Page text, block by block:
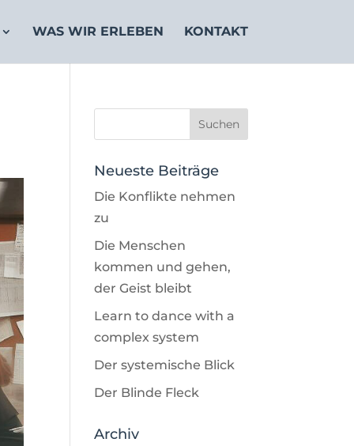
WAS WIR ERLEBEN KONTAKT
Neueste Beiträge
Die Konflikte nehmen
zu
Die Menschen
kommen und gehen,
der Geist bleibt
Learn to dance with a
complex system
Der systemische Blick
Der Blinde Fleck
Archiv